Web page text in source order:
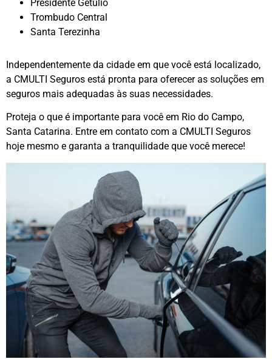
Presidente Getúlio
Trombudo Central
Santa Terezinha
Independentemente da cidade em que você está localizado,
a CMULTI Seguros está pronta para oferecer as soluções em
seguros mais adequadas às suas necessidades.
Proteja o que é importante para você em Rio do Campo,
Santa Catarina. Entre em contato com a CMULTI Seguros
hoje mesmo e garanta a tranquilidade que você merece!